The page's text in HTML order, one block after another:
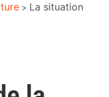
> La situation